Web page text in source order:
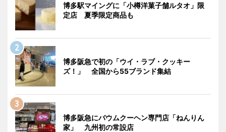
博多駅マイングに「小樽洋菓子舗ルタオ」限
定店 夏季限定商品も
博多阪急で初の「ウイ・ラブ・クッキー
ズ！」 全国から55ブランド集結
博多阪急にバウムクーヘン専門店「ねんりん
家」 九州初の常設店